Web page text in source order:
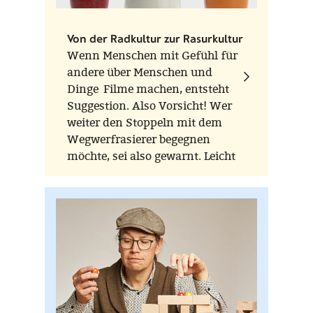
Von der Radkultur zur Rasurkultur
Wenn Menschen mit Gefühl für
andere über Menschen und
Dinge Filme machen, entsteht
Suggestion. Also Vorsicht! Wer
weiter den Stoppeln mit dem
Wegwerfrasierer begegnen
möchte, sei also gewarnt. Leicht
denkt man jedes mal voller
Sehnsucht an Bilder von
vollendeter Handwerkskultur bei
der Herstellung echter
Rasurwerkzeuge. Wer immer
davon geträumt hat, sich einmal
für immer zu binden, bekommt
mit diesem Film den letzten
Anstoß und eine der besten